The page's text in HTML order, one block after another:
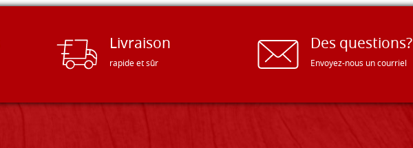
Livraison
rapide et sûr
Des questions?
Envoyez-nous un courriel